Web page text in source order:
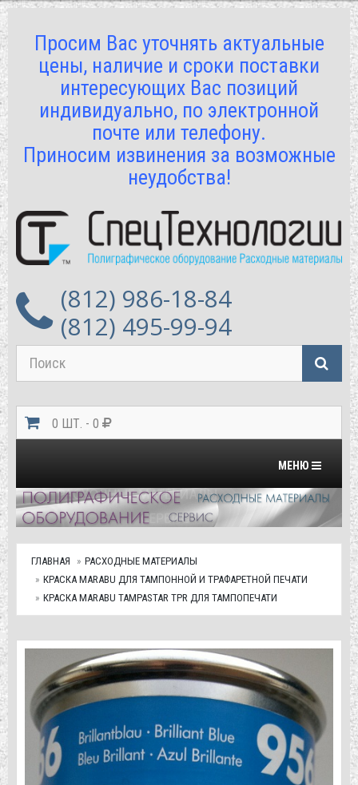
Просим Вас уточнять актуальные
цены, наличие и сроки поставки
интересующих Вас позиций
индивидуально, по электронной
почте или телефону.
Приносим извинения за возможные
неудобства!
(812) 986-18-84
(812) 495-99-94
0 ШТ. - 0
Переключить
МЕНЮ
ГЛАВНАЯ
РАСХОДНЫЕ МАТЕРИАЛЫ
КРАСКА MARABU ДЛЯ ТАМПОННОЙ И ТРАФАРЕТНОЙ ПЕЧАТИ
КРАСКА MARABU TAMPASTAR TPR ДЛЯ ТАМПОПЕЧАТИ